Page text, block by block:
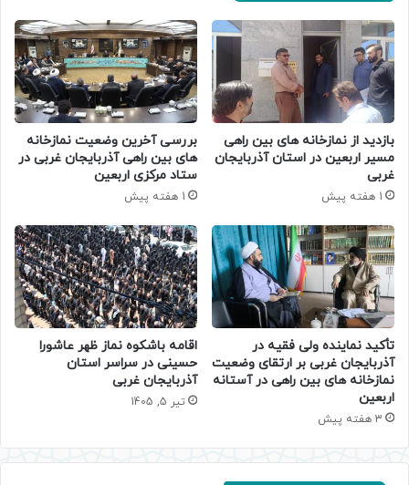
بازدید از نمازخانه های بین راهی
مسیر اربعین در استان آذربایجان
غربی
1 هفته پیش
بررسی آخرین وضعیت نمازخانه‌
های بین‌ راهی آذربایجان‌ غربی در
ستاد مرکزی اربعین
1 هفته پیش
تأکید نماینده ولی‌ فقیه در
آذربایجان غربی بر ارتقای وضعیت
نمازخانه‌ های بین‌ راهی در آستانه
اربعین
3 هفته پیش
اقامه باشکوه نماز ظهر عاشورا
حسینی در سراسر استان
آذربایجان غربی
تیر 5, 1405